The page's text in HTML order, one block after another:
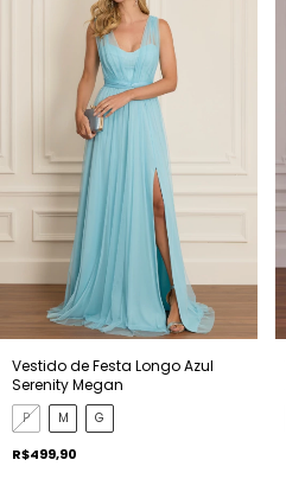
Vestido de Festa Longo Azul
Serenity Megan
P M G
R$499,90